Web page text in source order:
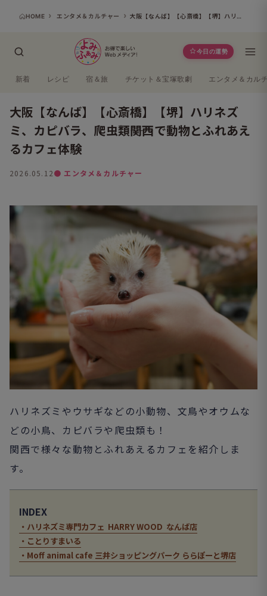
HOME エンタメ＆カルチャー 大阪【なんば】【心斎橋】【堺】ハリネズミ、カピバラ、爬虫類――関西で動物とふれあえるカフェ体験
今日の運勢
新着 レシピ 宿＆旅 チケット＆宝塚歌劇 エンタメ＆カル
大阪【なんば】【心斎橋】【堺】ハリネズ
ミ、カピバラ、爬虫類――関西で動物とふれあえ
るカフェ体験
2026.05.12● エンタメ＆カルチャー
ハリネズミやウサギなどの小動物、文鳥やオウムな
どの小鳥、カピバラや爬虫類も！
関西で様々な動物とふれあえるカフェを紹介しま
す。
INDEX
・ハリネズミ専門カフェ HARRY WOOD なんば店
・ことりすまいる
・Moff animal cafe 三井ショッピングパーク ららぽーと堺店